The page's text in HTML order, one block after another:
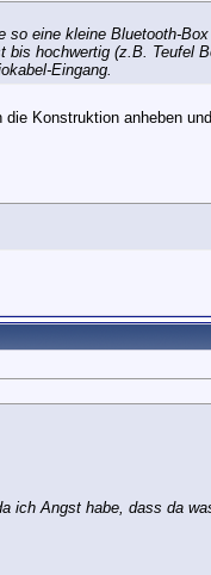
eine kleine Bluetooth-
hochwertig (z.B. Teufel
Eingang.
Konstruktion anheben
ich Angst habe, dass da